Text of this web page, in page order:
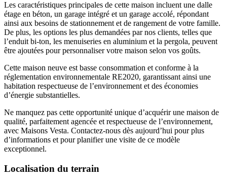
Les caractéristiques principales de cette maison incluent une dalle
étage en béton, un garage intégré et un garage accolé, répondant
ainsi aux besoins de stationnement et de rangement de votre famille.
De plus, les options les plus demandées par nos clients, telles que
l’enduit bi-ton, les menuiseries en aluminium et la pergola, peuvent
être ajoutées pour personnaliser votre maison selon vos goûts.
Cette maison neuve est basse consommation et conforme à la
réglementation environnementale RE2020, garantissant ainsi une
habitation respectueuse de l’environnement et des économies
d’énergie substantielles.
Ne manquez pas cette opportunité unique d’acquérir une maison de
qualité, parfaitement agencée et respectueuse de l’environnement,
avec Maisons Vesta. Contactez-nous dès aujourd’hui pour plus
d’informations et pour planifier une visite de ce modèle
exceptionnel.
Localisation du terrain